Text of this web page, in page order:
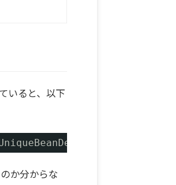
いると、以下
か分からな